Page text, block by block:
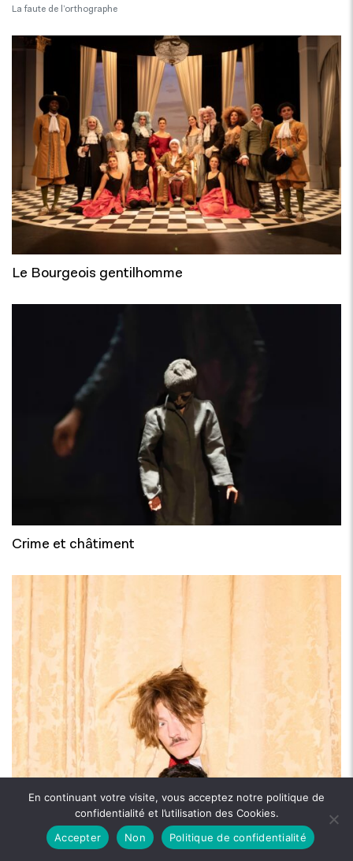
La faute de l’orthographe
Le Bourgeois gentilhomme
Crime et châtiment
En continuant votre visite, vous acceptez notre politique de
confidentialité et l’utilisation des Cookies.
Accepter
Non Politique de confidentialité